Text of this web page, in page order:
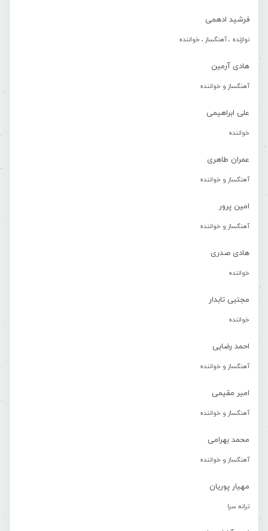
فرشید ادهمی
نوازنده ، آهنگساز ، خواننده
هادی آرمین
آهنگساز و خواننده
علی ابراهیمی
خواننده
عمران طاهری
آهنگساز و خواننده
امین پرور
آهنگساز و خواننده
هادی صدری
خواننده
مجتبی تابدار
خواننده
احمد رضایی
آهنگساز و خواننده
امیر مقیمی
آهنگساز و خواننده
محمد بهرامی
آهنگساز و خواننده
مهیار پوریان
ترانه سرا